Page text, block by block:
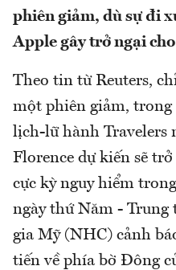
phiên giảm, dù sự đi
Apple gây trở ngại
Theo tin từ Reuters,
một phiên giảm, trong
lịch-lữ hành Travelers
Florence dự kiến sẽ
cực kỳ nguy hiểm
ngày thứ Năm - Trung
gia Mỹ (NHC) cảnh
tiến về phía bờ Đông